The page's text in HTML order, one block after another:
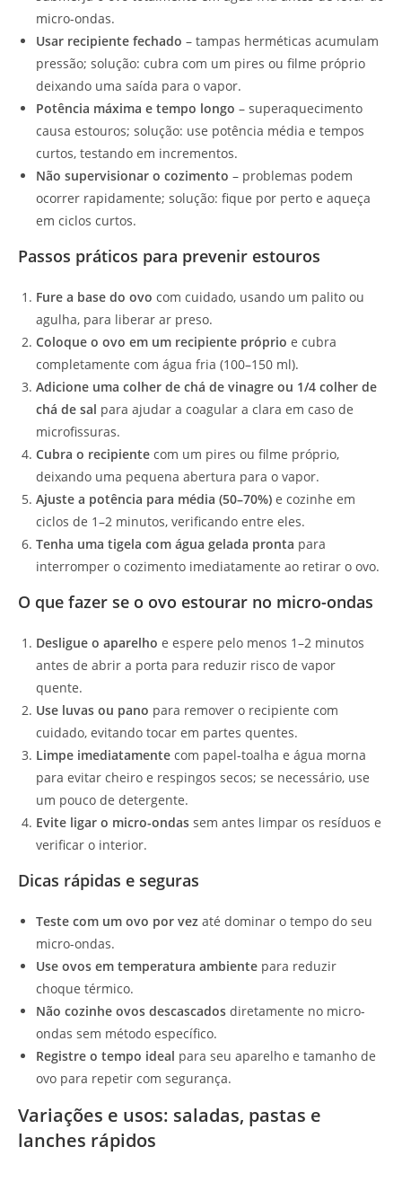
micro-ondas.
Usar recipiente fechado – tampas herméticas acumulam
pressão; solução: cubra com um pires ou filme próprio
deixando uma saída para o vapor.
Potência máxima e tempo longo – superaquecimento
causa estouros; solução: use potência média e tempos
curtos, testando em incrementos.
Não supervisionar o cozimento – problemas podem
ocorrer rapidamente; solução: fique por perto e aqueça
em ciclos curtos.
Passos práticos para prevenir estouros
Fure a base do ovo com cuidado, usando um palito ou
agulha, para liberar ar preso.
Coloque o ovo em um recipiente próprio e cubra
completamente com água fria (100–150 ml).
Adicione uma colher de chá de vinagre ou 1/4 colher de
chá de sal para ajudar a coagular a clara em caso de
microfissuras.
Cubra o recipiente com um pires ou filme próprio,
deixando uma pequena abertura para o vapor.
Ajuste a potência para média (50–70%) e cozinhe em
ciclos de 1–2 minutos, verificando entre eles.
Tenha uma tigela com água gelada pronta para
interromper o cozimento imediatamente ao retirar o ovo.
O que fazer se o ovo estourar no micro-ondas
Desligue o aparelho e espere pelo menos 1–2 minutos
antes de abrir a porta para reduzir risco de vapor
quente.
Use luvas ou pano para remover o recipiente com
cuidado, evitando tocar em partes quentes.
Limpe imediatamente com papel-toalha e água morna
para evitar cheiro e respingos secos; se necessário, use
um pouco de detergente.
Evite ligar o micro-ondas sem antes limpar os resíduos e
verificar o interior.
Dicas rápidas e seguras
Teste com um ovo por vez até dominar o tempo do seu
micro-ondas.
Use ovos em temperatura ambiente para reduzir
choque térmico.
Não cozinhe ovos descascados diretamente no micro-
ondas sem método específico.
Registre o tempo ideal para seu aparelho e tamanho de
ovo para repetir com segurança.
Variações e usos: saladas, pastas e
lanches rápidos